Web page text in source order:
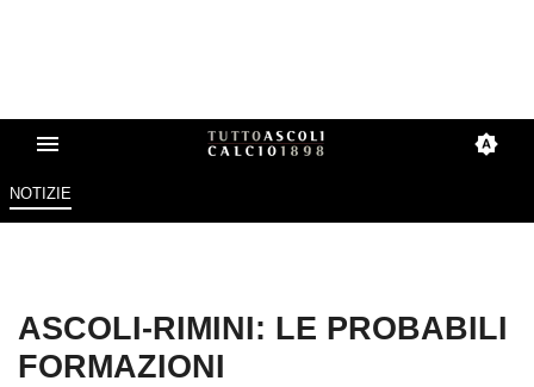
NOTIZIE
ASCOLI-RIMINI: LE PROBABILI
FORMAZIONI